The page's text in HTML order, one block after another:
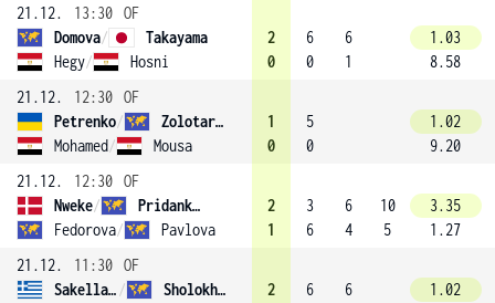
21.12.
13:30 OF
Domova/
Takayama
Hegy/ Hosni
2
0
6
0
6
1
1.03
8.58
21.12.
12:30 OF
Petrenko/
Zolotareva (1)
Mohamed/ Mousa
1
0
5
0
1.02
9.20
21.12.
12:30 OF
Nweke/
Pridankina
Fedorova/ Pavlova
2
1
3
6
6
4
10
5
3.35
1.27
21.12.
11:30 OF
Sakellaridi /
Sholokhova
2
6
6
1.02